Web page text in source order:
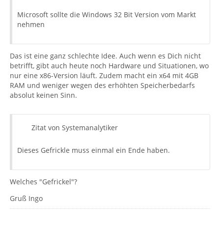
Microsoft sollte die Windows 32 Bit Version vom Markt
nehmen
Das ist eine ganz schlechte Idee. Auch wenn es Dich nicht
betrifft, gibt auch heute noch Hardware und Situationen, wo
nur eine x86-Version läuft. Zudem macht ein x64 mit 4GB
RAM und weniger wegen des erhöhten Speicherbedarfs
absolut keinen Sinn.
Zitat von Systemanalytiker
Dieses Gefrickle muss einmal ein Ende haben.
Welches "Gefrickel"?
Gruß Ingo